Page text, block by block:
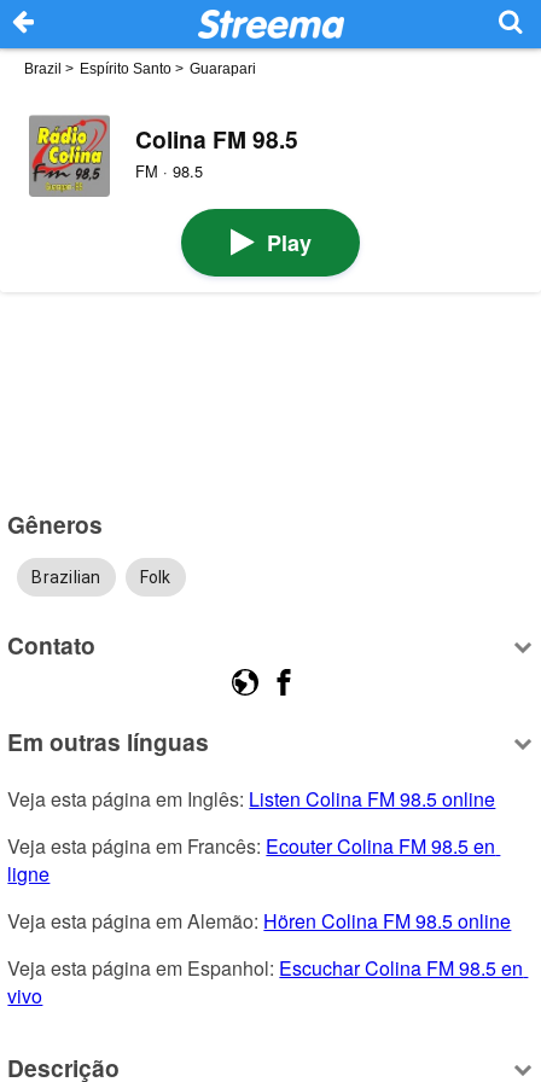
Brazil > Espírito Santo > Guarapari
Colina FM 98.5
FM · 98.5
Play
Gêneros
Brazilian Folk
Contato
Em outras línguas
Veja esta página em Inglês: Listen Colina FM 98.5 online
Veja esta página em Francês: Ecouter Colina FM 98.5 en
ligne
Veja esta página em Alemão: Hören Colina FM 98.5 online
Veja esta página em Espanhol: Escuchar Colina FM 98.5 en
vivo
Descrição